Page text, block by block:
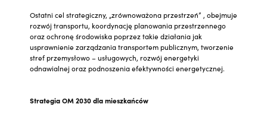
Ostatni cel strategiczny, „zrównoważona przestrzeń” , obejmuje
rozwój transportu, koordynację planowania przestrzennego
oraz ochronę środowiska poprzez takie działania jak
usprawnienie zarządzania transportem publicznym, tworzenie
stref przemysłowo – usługowych, rozwój energetyki
odnawialnej oraz podnoszenia efektywności energetycznej.
Strategia OM 2030 dla mieszkańców